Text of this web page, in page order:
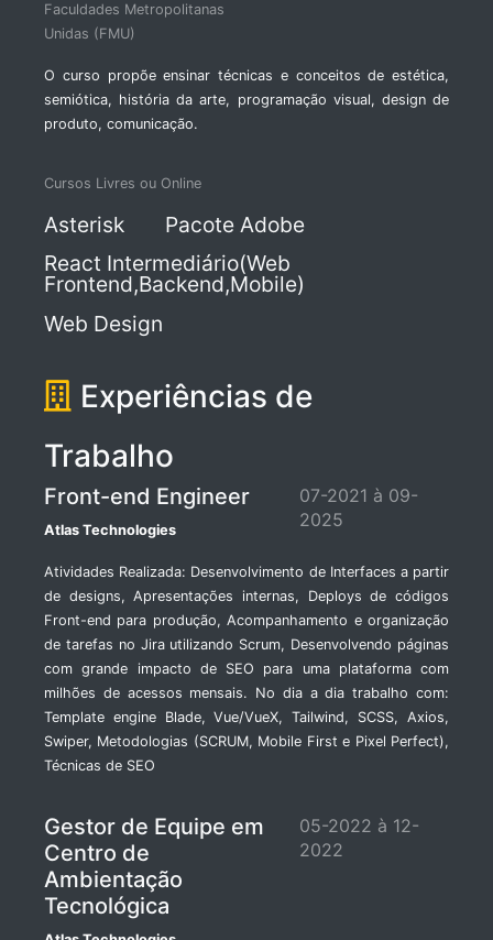
Faculdades Metropolitanas
Unidas (FMU)
O curso propõe ensinar técnicas e conceitos de estética,
semiótica, história da arte, programação visual, design de
produto, comunicação.
Cursos Livres ou Online
Asterisk
Pacote Adobe
React Intermediário(Web
Frontend,Backend,Mobile)
Web Design
Experiências de
Trabalho
Front-end Engineer
Atlas Technologies
07-2021 à 09-
2025
Atividades Realizada: Desenvolvimento de Interfaces a partir
de designs, Apresentações internas, Deploys de códigos
Front-end para produção, Acompanhamento e organização
de tarefas no Jira utilizando Scrum, Desenvolvendo páginas
com grande impacto de SEO para uma plataforma com
milhões de acessos mensais. No dia a dia trabalho com:
Template engine Blade, Vue/VueX, Tailwind, SCSS, Axios,
Swiper, Metodologias (SCRUM, Mobile First e Pixel Perfect),
Técnicas de SEO
Gestor de Equipe em
Centro de
Ambientação
Tecnológica
05-2022 à 12-
2022